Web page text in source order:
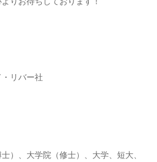
リバー社
）、大学院（修士）、大学、短大、